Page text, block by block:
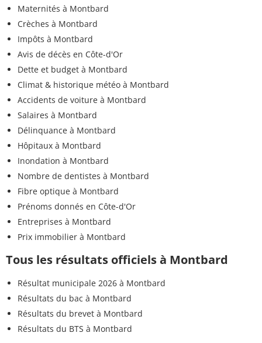
Maternités à Montbard
Crèches à Montbard
Impôts à Montbard
Avis de décès en Côte-d'Or
Dette et budget à Montbard
Climat & historique météo à Montbard
Accidents de voiture à Montbard
Salaires à Montbard
Délinquance à Montbard
Hôpitaux à Montbard
Inondation à Montbard
Nombre de dentistes à Montbard
Fibre optique à Montbard
Prénoms donnés en Côte-d'Or
Entreprises à Montbard
Prix immobilier à Montbard
Tous les résultats officiels à Montbard
Résultat municipale 2026 à Montbard
Résultats du bac à Montbard
Résultats du brevet à Montbard
Résultats du BTS à Montbard